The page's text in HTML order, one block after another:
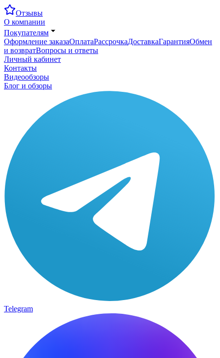
Отзывы
О компании
Покупателям
Оформление заказаОплатаРассрочкаДоставкаГарантияОбмен
и возвратВопросы и ответы
Личный кабинет
Контакты
Видеообзоры
Блог и обзоры
Telegram